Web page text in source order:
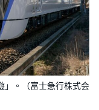
」。（富士急行株式会